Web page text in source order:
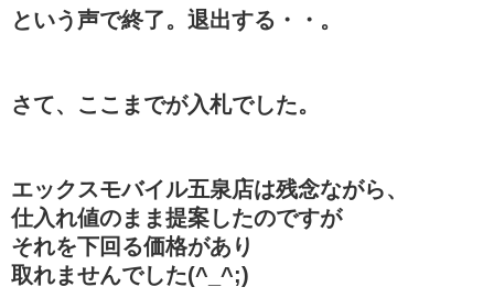
という声で終了。退出する・・。
さて、ここまでが入札でした。
エックスモバイル五泉店は残念ながら、
仕入れ値のまま提案したのですが
それを下回る価格があり
取れませんでした(^_^;)